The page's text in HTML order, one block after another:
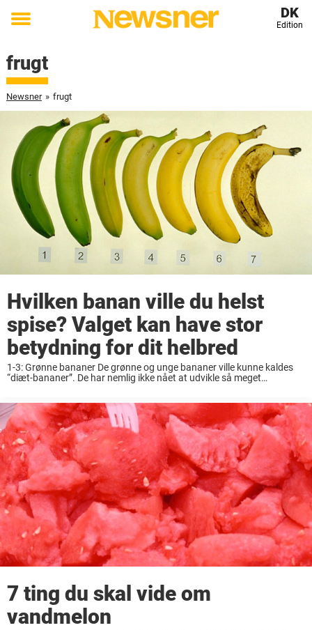
Toggle
DK
Edition
frugt
Newsner » frugt
Hvilken banan ville du helst
spise? Valget kan have stor
betydning for dit helbred
1-3: Grønne bananer De grønne og unge bananer ville kunne kaldes
“diæt-bananer”. De har nemlig ikke nået at udvikle så meget
7 ting du skal vide om
vandmelon